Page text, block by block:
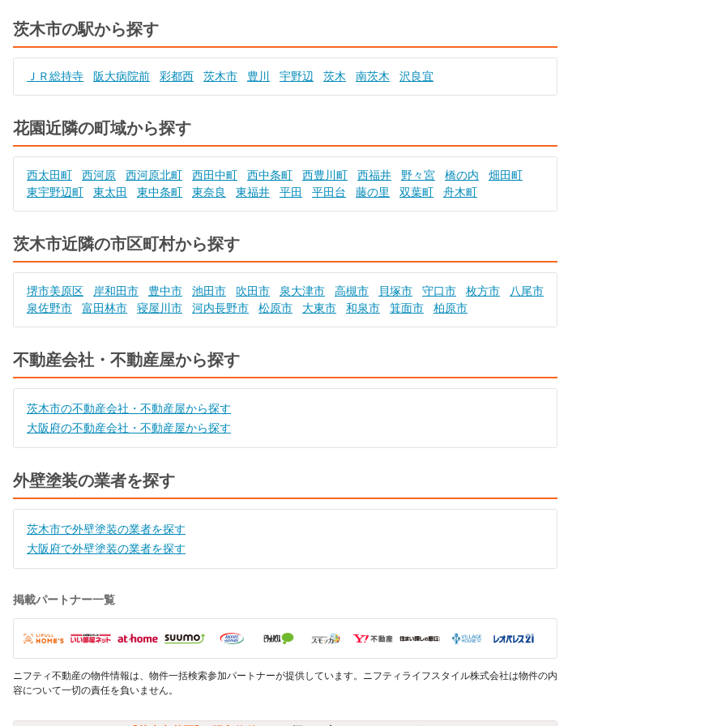
茨木市の駅から探す
ＪＲ総持寺 阪大病院前 彩都西 茨木市 豊川 宇野辺 茨木 南茨木 沢良宜
花園近隣の町域から探す
西太田町 西河原 西河原北町 西田中町 西中条町 西豊川町 西福井 野々宮 橋の内
畑田町
東宇野辺町
東太田 東中条町 東奈良 東福井 平田 平田台 藤の里 双葉町 舟木町
茨木市近隣の市区町村から探す
堺市美原区 岸和田市 豊中市 池田市 吹田市 泉大津市 高槻市 貝塚市 守口市 枚方市
八尾市
泉佐野市
富田林市 寝屋川市 河内長野市 松原市 大東市 和泉市 箕面市 柏原市
不動産会社・不動産屋から探す
茨木市の不動産会社・不動産屋から探す
大阪府の不動産会社・不動産屋から探す
外壁塗装の業者を探す
茨木市で外壁塗装の業者を探す
大阪府で外壁塗装の業者を探す
掲載パートナー一覧
ニフティ不動産の物件情報は、物件一括検索参加パートナーが提供しています。ニフティライフスタイル株式会社は物件の内
容について一切の責任を負いません。